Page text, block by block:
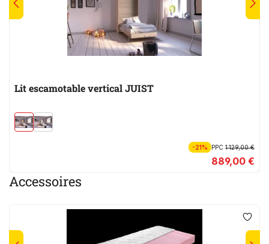
Lit escamotable vertical JUIST
-21% PPC1 129,00 €
889,00 €
Accessoires